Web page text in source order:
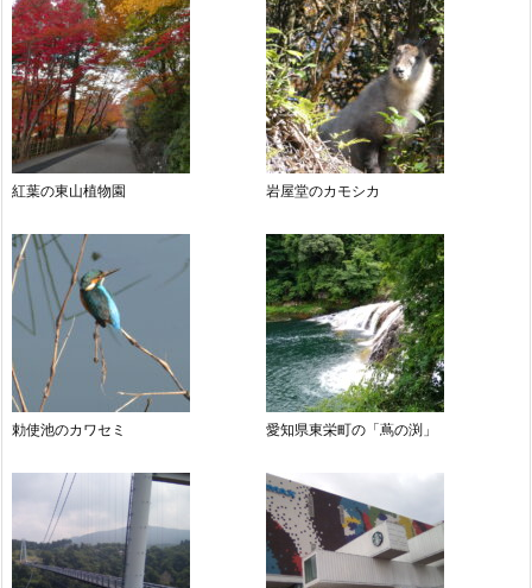
紅葉の東山植物園 岩屋堂のカモシカ
勅使池のカワセミ 愛知県東栄町の「蔦の渕」